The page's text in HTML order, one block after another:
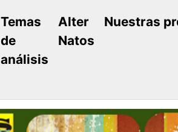
Temas
de
análisis
Alter
Natos
Nuestras